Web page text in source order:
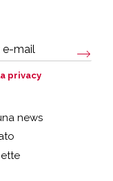
privacy
news